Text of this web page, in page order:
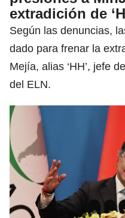
extradición de
Según las denuncias,
dado para frenar la
Mejía, alias ‘HH’, jefe
del ELN.